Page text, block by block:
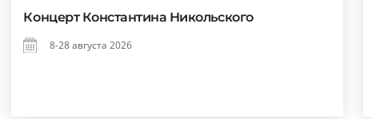
Концерт Константина Никольского
8-28 августа 2026